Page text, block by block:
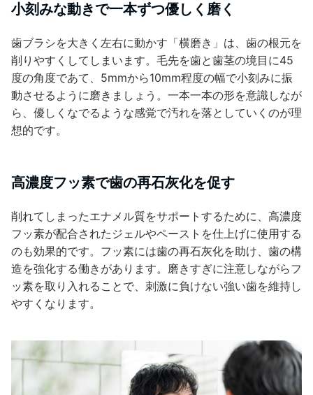
小刻みな動きで一本ずつ優しく磨く
歯ブラシを大きく左右に動かす「横磨き」は、歯の根元を
削りやすくしてしまいます。毛先を歯と歯茎の境目に45
度の角度であて、5mmから10mm程度の幅で小刻みに振
動させるように磨きましょう。一本一本の形を意識しなが
ら、優しくなでるような感覚で汚れを落としていくのが理
想的です。
高濃度フッ素で歯の再石灰化を促す
削れてしまったエナメル質をサポートするために、高濃度
フッ素が配合されたジェルやペーストを仕上げに使用する
のも効果的です。フッ素には歯の再石灰化を助け、歯の構
造を強化する働きがあります。磨きすぎに注意しながらフ
ッ素を取り入れることで、刺激に負けない強い歯を維持し
やすくなります。